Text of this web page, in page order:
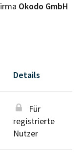
Okodo GmbH
Details
Für
registrierte
Nutzer